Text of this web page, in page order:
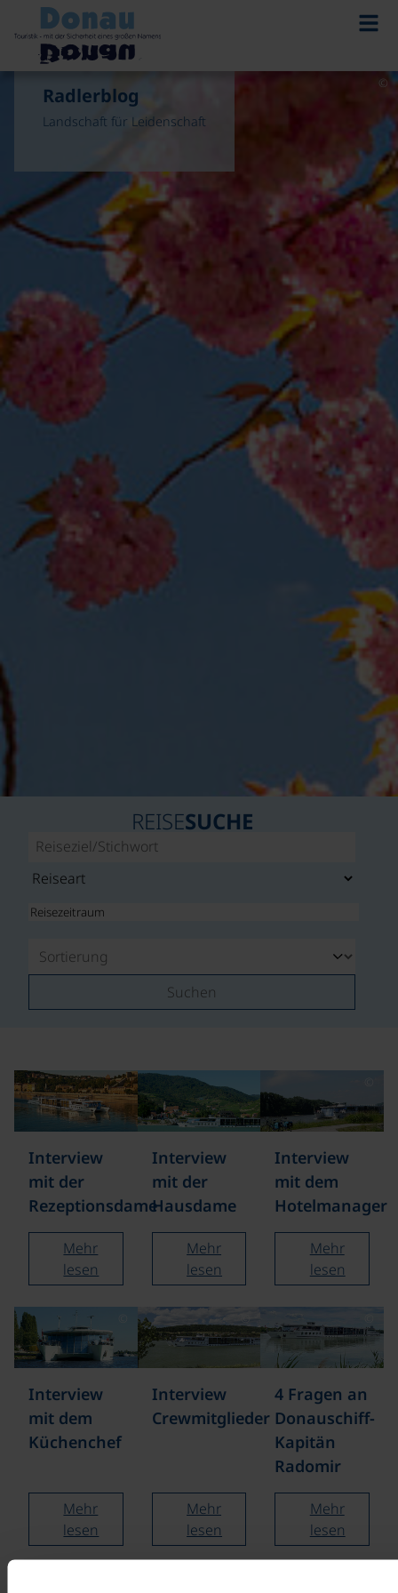
©
Radlerblog
Landschaft für Leidenschaft
REISESUCHE
Suchen
Interview
mit der
Rezeptionsdame
Mehr
lesen
Interview
mit der
Hausdame
Mehr
lesen
Interview
mit dem
Hotelmanager
Mehr
lesen
Interview
mit dem
Küchenchef
Mehr
lesen
©
Interview
Crewmitglieder
Mehr
lesen
4 Fragen an
Donauschiff-
Kapitän
Radomir
Mehr
lesen